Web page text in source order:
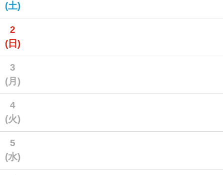
(土)
2
(日)
3
(月)
4
(火)
5
(水)